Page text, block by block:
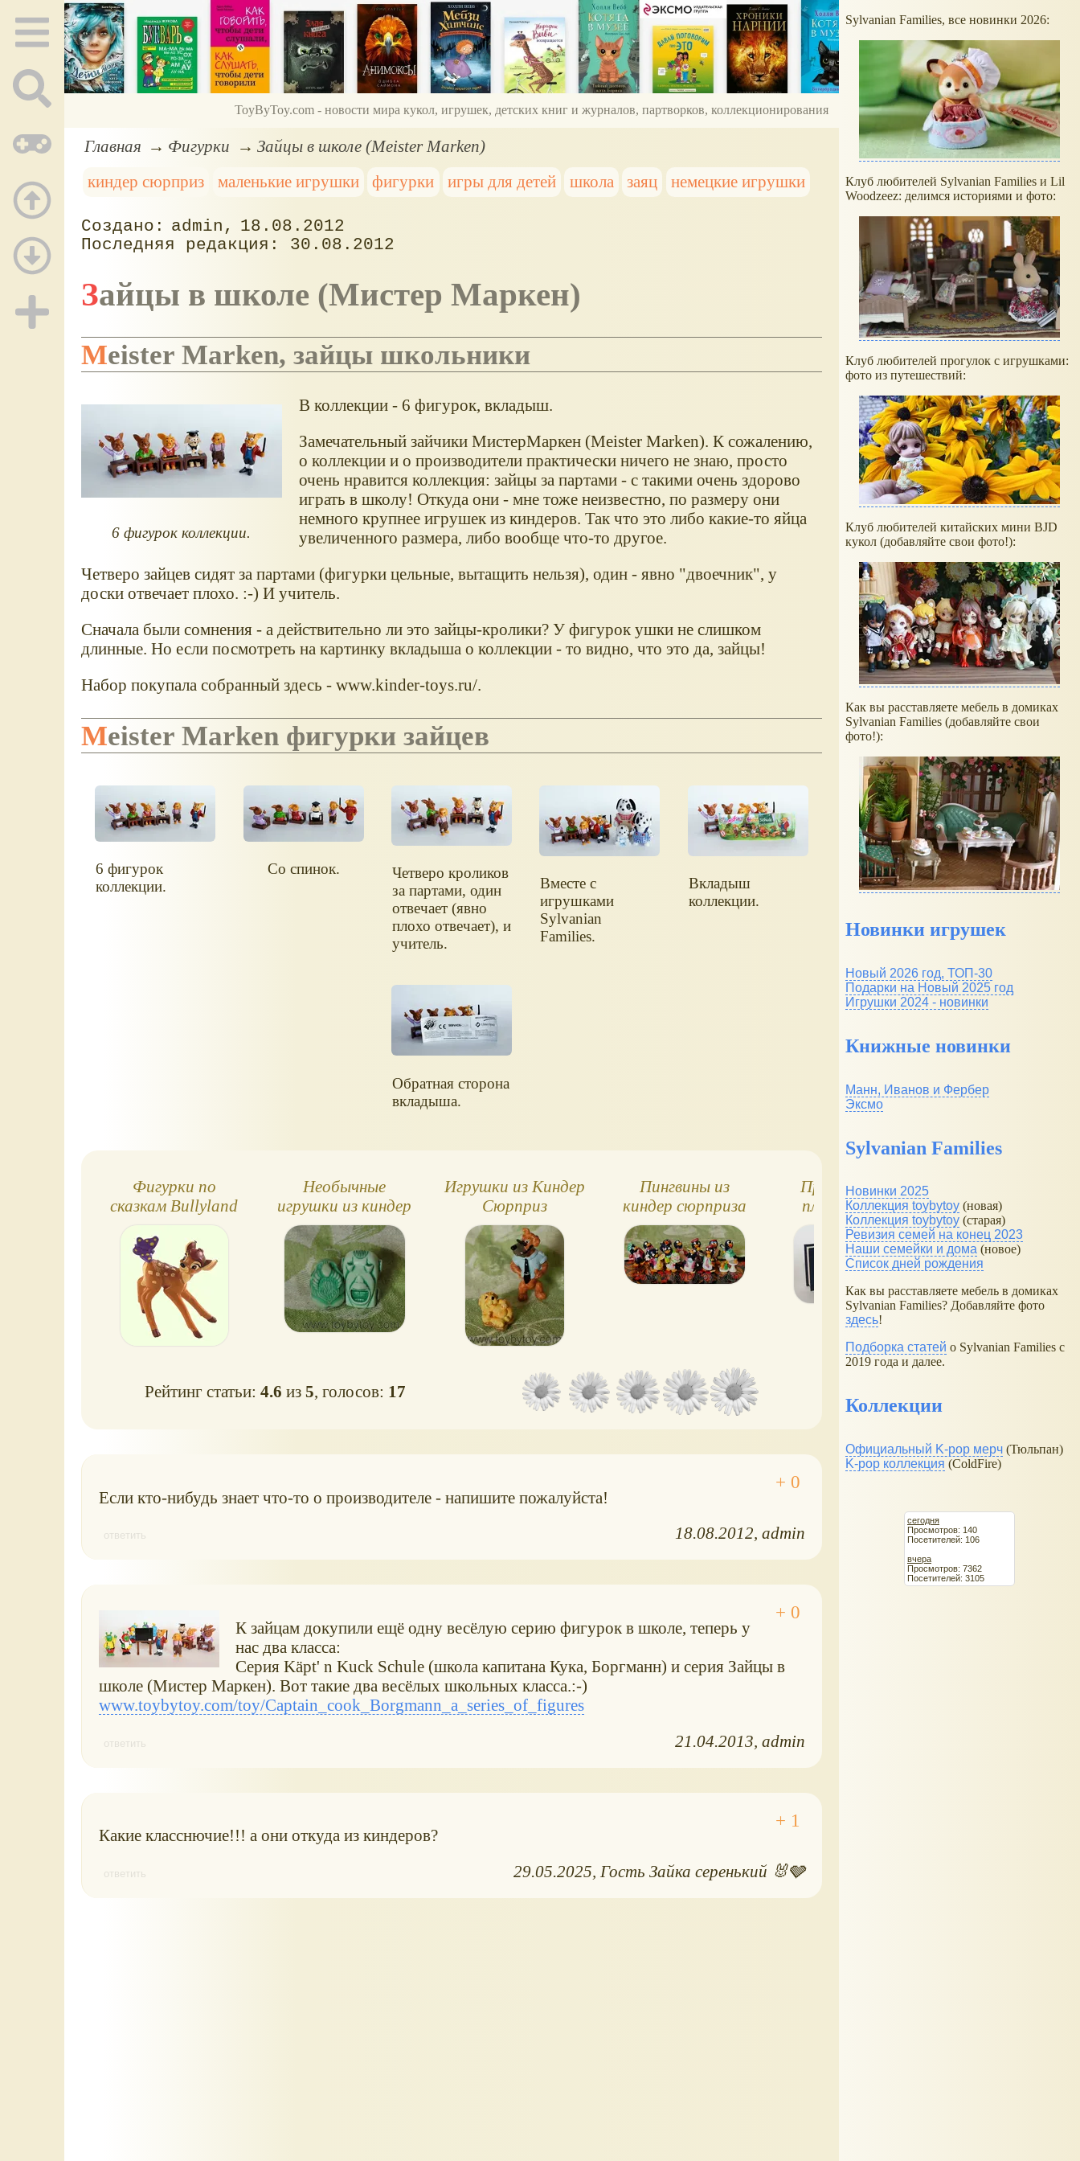
ToyByToy.com - новости мира кукол, игрушек, детских книг и журналов, партворков, коллекционирования
Главная Фигурки
Зайцы в школе (Meister Marken)
киндер сюрприз
маленькие игрушки фигурки игры для детей школа заяц немецкие игрушки
admin
18.08.2012
30.08.2012
Зайцы в школе (Мистер Маркен)
Meister Marken, зайцы школьники
6 фигурок коллекции.
В коллекции - 6 фигурок, вкладыш.
Замечательный зайчики МистерМаркен (Meister Marken). К сожалению,
о коллекции и о производители практически ничего не знаю, просто
очень нравится коллекция: зайцы за партами - с такими очень здорово
играть в школу! Откуда они - мне тоже неизвестно, по размеру они
немного крупнее игрушек из киндеров. Так что это либо какие-то яйца
увеличенного размера, либо вообще что-то другое.
Четверо зайцев сидят за партами (фигурки цельные, вытащить нельзя), один - явно "двоечник", у
доски отвечает плохо. :-) И учитель.
Сначала были сомнения - а действительно ли это зайцы-кролики? У фигурок ушки не слишком
длинные. Но если посмотреть на картинку вкладыша о коллекции - то видно, что это да, зайцы!
Набор покупала собранный здесь - www.kinder-toys.ru/.
Meister Marken фигурки зайцев
6 фигурок
коллекции.
Со спинок.
Четверо кроликов
за партами, один
отвечает (явно
плохо отвечает), и
учитель.
Вместе с
игрушками
Sylvanian
Families.
Вкладыш
коллекции.
Обратная сторона
вкладыша.
Фигурки по
сказкам Bullyland
Необычные
игрушки из киндер
сюрприз
Игрушки из Киндер
Сюрприз
Пингвины из
киндер сюрприза
Привидения на
пляже, киндер
сюрприз
Рейтинг статьи:4.6 из5, голосов: 17
Если кто-нибудь знает что-то о производителе - напишите пожалуйста!
ответить 18.08.2012 admin
К зайцам докупили ещё одну весёлую серию фигурок в школе, теперь у
нас два класса:
Серия Käpt' n Kuck Schule (школа капитана Кука, Боргманн) и серия Зайцы в
школе (Мистер Маркен). Вот такие два весёлых школьных класса.:-)
www.toybytoy.com/toy/Captain_cook_Borgmann_a_series_of_figures
ответить 21.04.2013 admin
Какие класснючие!!! а они откуда из киндеров?
ответить 29.05.2025 Гость Зайка серенький 🐰🩶
Sylvanian Families, все новинки 2026:
Клуб любителей Sylvanian Families и Lil
Woodzeez: делимся историями и фото:
Клуб любителей прогулок с игрушками:
фото из путешествий:
Клуб любителей китайских мини BJD
кукол (добавляйте свои фото!):
Как вы расставляете мебель в домиках
Sylvanian Families (добавляйте свои
фото!):
Новинки игрушек
Новый 2026 год, ТОП-30
Подарки на Новый 2025 год
Игрушки 2024 - новинки
Книжные новинки
Манн, Иванов и Фербер
Эксмо
Sylvanian Families
Новинки 2025
Коллекция toybytoy (новая)
Коллекция toybytoy (старая)
Ревизия семей на конец 2023
Наши семейки и дома (новое)
Список дней рождения
Как вы расставляете мебель в домиках
Sylvanian Families? Добавляйте фото
здесь!
Подборка статей о Sylvanian Families с
2019 года и далее.
Коллекции
Официальный K-pop мерч (Тюльпан)
K-pop коллекция (ColdFire)
сегодня
Просмотров: 140
Посетителей: 106
вчера
Просмотров: 7362
Посетителей: 3105